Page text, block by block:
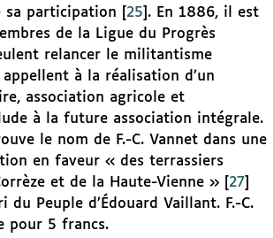
sa participation
25 . En 1886, il est
de la Ligue du Progrès
relancer le militantisme
à la réalisation d’un
association agricole et
à la future association intégrale.
le nom de F.-C. Vannet dans une
en faveur « des terrassiers
et de la Haute-Vienne »
27
du Peuple d’Édouard Vaillant. F.-C.
pour 5 francs.